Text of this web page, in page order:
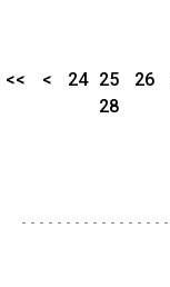
<< < 24 25 26
28